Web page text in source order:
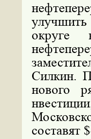
округе
Силкин.
нового
составят